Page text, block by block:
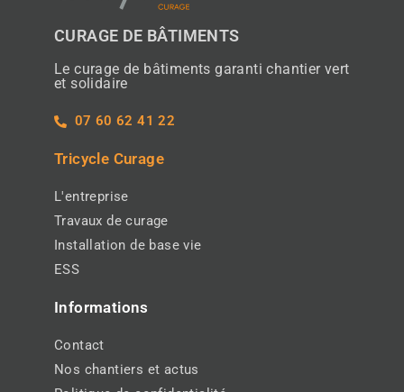
CURAGE DE BÂTIMENTS
Le curage de bâtiments garanti chantier vert
et solidaire
07 60 62 41 22
Tricycle Curage
L'entreprise
Travaux de curage
Installation de base vie
ESS
Informations
Contact
Nos chantiers et actus